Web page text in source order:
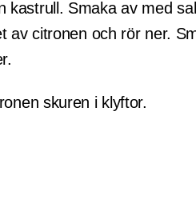
kastrull. Smaka av med
av citronen och rör ner.
skuren i klyftor.